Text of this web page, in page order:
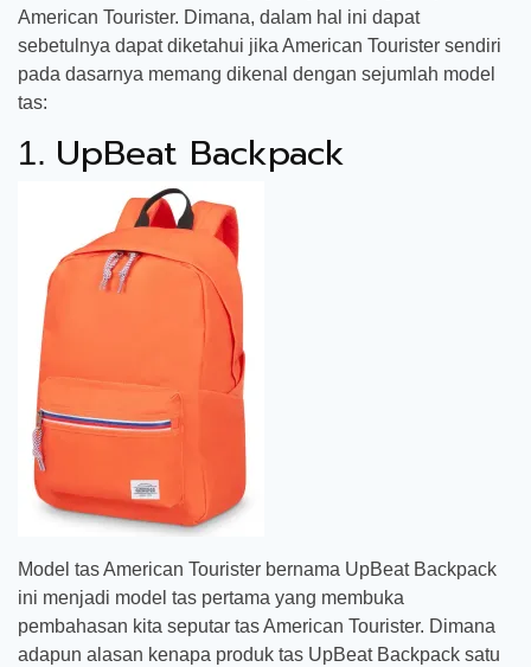
American Tourister. Dimana, dalam hal ini dapat
sebetulnya dapat diketahui jika American Tourister sendiri
pada dasarnya memang dikenal dengan sejumlah model
tas:
1. UpBeat Backpack
Model tas American Tourister bernama UpBeat Backpack
ini menjadi model tas pertama yang membuka
pembahasan kita seputar tas American Tourister. Dimana
adapun alasan kenapa produk tas UpBeat Backpack satu